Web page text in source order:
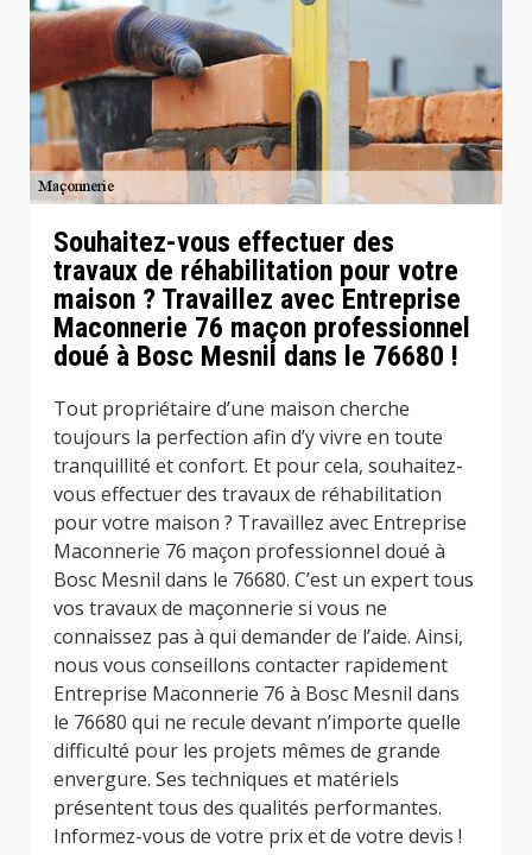
Souhaitez-vous effectuer des
travaux de réhabilitation pour votre
maison ? Travaillez avec Entreprise
Maconnerie 76 maçon professionnel
doué à Bosc Mesnil dans le 76680 !
Tout propriétaire d’une maison cherche
toujours la perfection afin d’y vivre en toute
tranquillité et confort. Et pour cela, souhaitez-
vous effectuer des travaux de réhabilitation
pour votre maison ? Travaillez avec Entreprise
Maconnerie 76 maçon professionnel doué à
Bosc Mesnil dans le 76680. C’est un expert tous
vos travaux de maçonnerie si vous ne
connaissez pas à qui demander de l’aide. Ainsi,
nous vous conseillons contacter rapidement
Entreprise Maconnerie 76 à Bosc Mesnil dans
le 76680 qui ne recule devant n’importe quelle
difficulté pour les projets mêmes de grande
envergure. Ses techniques et matériels
présentent tous des qualités performantes.
Informez-vous de votre prix et de votre devis !